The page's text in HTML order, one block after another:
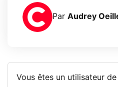
Par Audrey
Vous êtes un utilisateur de